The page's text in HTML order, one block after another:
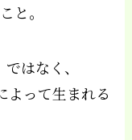
と。
はなく、
よって生まれる